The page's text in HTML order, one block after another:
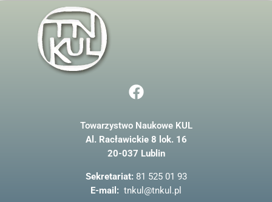
F
a
e
b
o
o
k
Towarzystwo Naukowe KUL
Al. Racławickie 8 lok. 16
20-037 Lublin
Sekretariat: 81 525 01 93
E-mail: tnkul@tnkul.pl